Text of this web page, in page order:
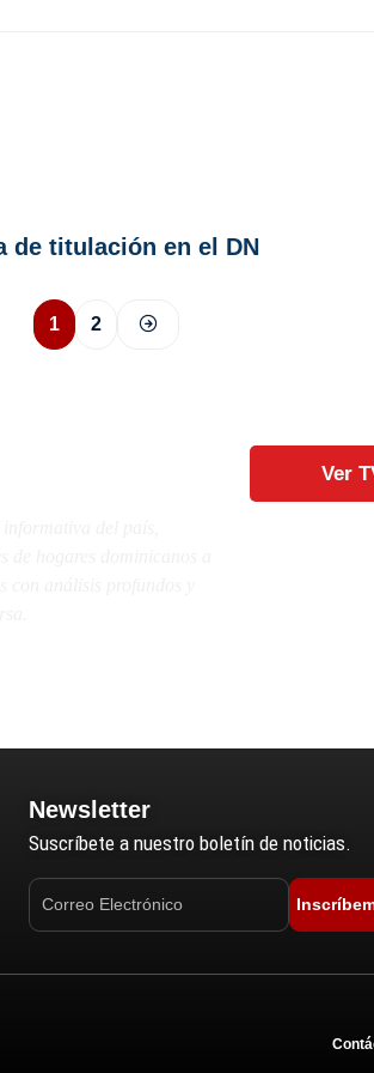
de titulación en el DN
1 2
Ver
Newsletter
Suscríbete a nuestro boletín de noticias.